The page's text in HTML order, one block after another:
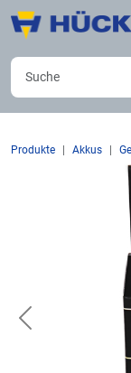
Produkte Akkus
Previous